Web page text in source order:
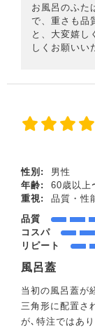
お風呂のふた
で、重さも品
と、大変嬉し
しくお願いい
性別:
男性
年齢:
60歳以上
重視:
品質・性
品質
コスパ
リピート
風呂蓋
当初の風呂蓋が
三角形に配置さ
が､特注ではあ